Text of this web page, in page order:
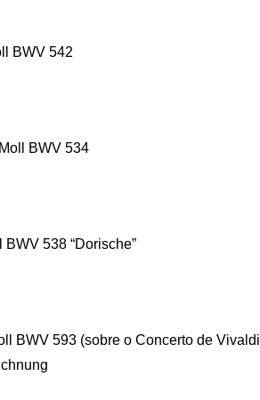
BWV 542
BWV 534
538 “Dorische”
BWV 593 (sobre o Concerto de